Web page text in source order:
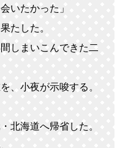
いたかった」
たした。
しまいこんできた二
、小夜が示唆する。
北海道へ帰省した。